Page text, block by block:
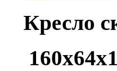
Кресло